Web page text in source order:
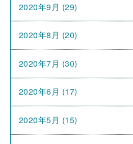
2020年9月 (29)
2020年8月 (20)
2020年7月 (30)
2020年6月 (17)
2020年5月 (15)